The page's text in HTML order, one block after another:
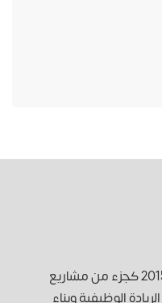
تأسست أكاديمية ميامي في عام 2015 كجزء من مشاريع
الوظيفية وبناء